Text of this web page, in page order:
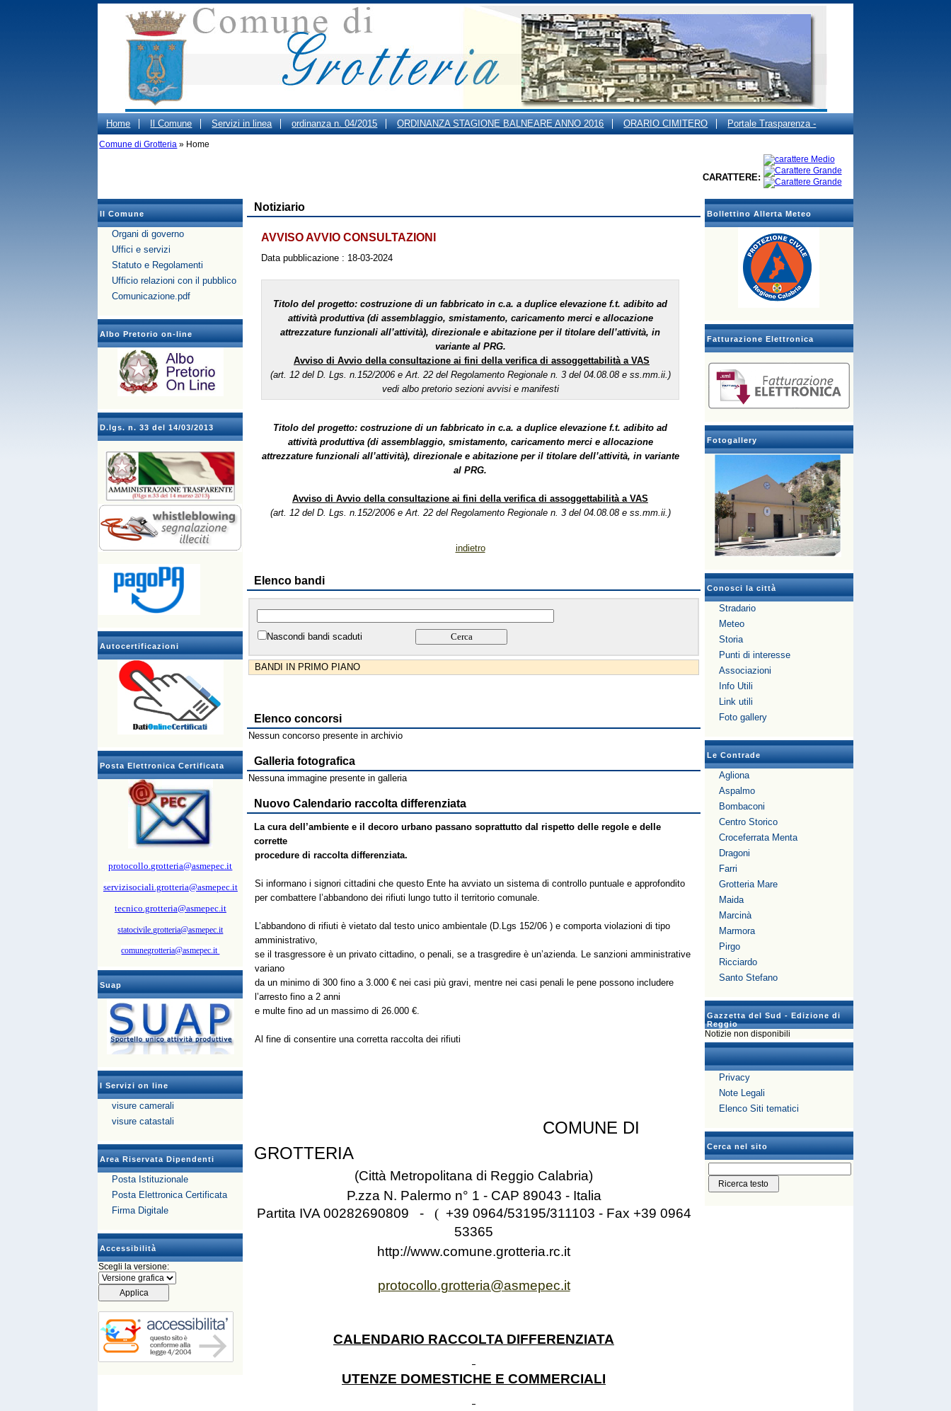
Home Il Comune Servizi in linea ordinanza n. 04/2015 ORDINANZA STAGIONE BALNEARE ANNO 2016 ORARIO CIMITERO
Portale Trasparenza -
Gestione dei Rifiuti Urbani
Comune di Grotteria » Home
CARATTERE:
Il Comune
Organi di governo
Uffici e servizi
Statuto e Regolamenti
Ufficio relazioni con il pubblico
Comunicazione.pdf
Albo Pretorio on-line
D.lgs. n. 33 del 14/03/2013
Autocertificazioni
Posta Elettronica Certificata
protocollo.grotteria@asmepec.it
servizisociali.grotteria@asmepec.it
tecnico.grotteria@asmepec.it
statocivile.grotteria@asmepec.it
comunegrotteria@asmepec.it
Suap
I Servizi on line
visure camerali
visure catastali
Area Riservata Dipendenti
Posta Istituzionale
Posta Elettronica Certificata
Firma Digitale
Accessibilità
Scegli la versione:
Bollettino Allerta Meteo
Fatturazione Elettronica
Fotogallery
Conosci la città
Stradario
Meteo
Storia
Punti di interesse
Associazioni
Info Utili
Link utili
Foto gallery
Le Contrade
Agliona
Aspalmo
Bombaconi
Centro Storico
Croceferrata Menta
Dragoni
Farri
Grotteria Mare
Maida
Marcinà
Marmora
Pirgo
Ricciardo
Santo Stefano
Gazzetta del Sud - Edizione di
Reggio
Notizie non disponibili
Privacy
Note Legali
Elenco Siti tematici
Cerca nel sito
Notiziario
AVVISO AVVIO CONSULTAZIONI
Data pubblicazione : 18-03-2024
Titolo del progetto: costruzione di un fabbricato in c.a. a duplice elevazione f.t. adibito ad
attività produttiva (di assemblaggio, smistamento, caricamento merci e allocazione
attrezzature funzionali all’attività), direzionale e abitazione per il titolare dell’attività, in
variante al PRG.
Avviso di Avvio della consultazione ai fini della verifica di assoggettabilità a VAS
(art. 12 del D. Lgs. n.152/2006 e Art. 22 del Regolamento Regionale n. 3 del 04.08.08 e ss.mm.ii.)
vedi albo pretorio sezioni avvisi e manifesti
Titolo del progetto: costruzione di un fabbricato in c.a. a duplice elevazione f.t. adibito ad
attività produttiva (di assemblaggio, smistamento, caricamento merci e allocazione
attrezzature funzionali all’attività), direzionale e abitazione per il titolare dell’attività, in variante
al PRG.
Avviso di Avvio della consultazione ai fini della verifica di assoggettabilità a VAS
(art. 12 del D. Lgs. n.152/2006 e Art. 22 del Regolamento Regionale n. 3 del 04.08.08 e ss.mm.ii.)
indietro
Elenco bandi
Nascondi bandi scaduti
BANDI IN PRIMO PIANO
Elenco concorsi
Nessun concorso presente in archivio
Galleria fotografica
Nessuna immagine presente in galleria
Nuovo Calendario raccolta differenziata
La cura dell’ambiente e il decoro urbano passano soprattutto dal rispetto delle regole e delle
corrette
procedure di raccolta differenziata.
Si informano i signori cittadini che questo Ente ha avviato un sistema di controllo puntuale e approfondito
per combattere l’abbandono dei rifiuti lungo tutto il territorio comunale.
L’abbandono di rifiuti è vietato dal testo unico ambientale (D.Lgs 152/06 ) e comporta violazioni di tipo
amministrativo,
se il trasgressore è un privato cittadino, o penali, se a trasgredire è un’azienda. Le sanzioni amministrative
variano
da un minimo di 300 fino a 3.000 € nei casi più gravi, mentre nei casi penali le pene possono includere
l’arresto fino a 2 anni
e multe fino ad un massimo di 26.000 €.
Al fine di consentire una corretta raccolta dei rifiuti
COMUNE DI
GROTTERIA
(Città Metropolitana di Reggio Calabria)
P.zza N. Palermo n° 1 - CAP 89043 - Italia
Partita IVA 00282690809 - (+39 0964/53195/311103 - Fax +39 0964
53365
http://www.comune.grotteria.rc.it
protocollo.grotteria@asmepec.it
CALENDARIO RACCOLTA DIFFERENZIATA
UTENZE DOMESTICHE E COMMERCIALI